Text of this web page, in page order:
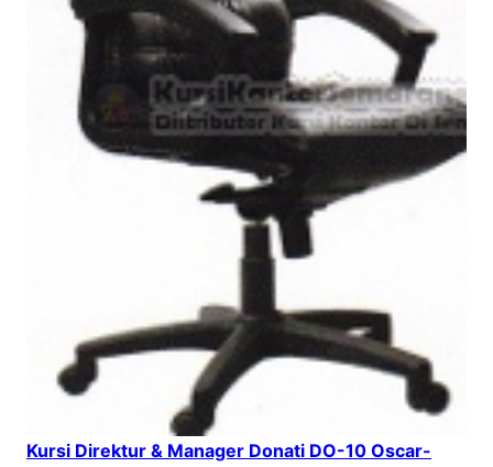
Kursi Direktur & Manager Donati DO-10 Oscar-